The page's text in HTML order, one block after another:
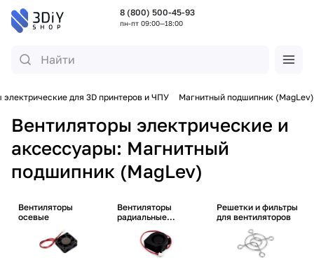
8 (800) 500-45-93
пн-пт 09:00—18:00
электрические для 3D принтеров и ЧПУ Магнитный подшипник (MagLev)
Вентиляторы электрические и
аксессуары: Магнитный
подшипник (MagLev)
Вентиляторы
осевые
Вентиляторы
радиальные
Решетки и фильтры
для вентиляторов